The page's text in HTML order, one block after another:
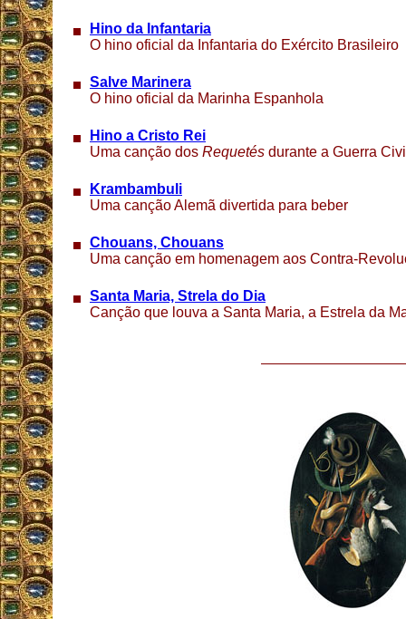
Hino da Infantaria
O hino oficial da Infantaria do Exército Brasileiro
Salve Marinera
O hino oficial da Marinha Espanhola
Hino a Cristo Rei
Uma canção dos Requetés durante a Guerra
Krambambuli
Uma canção Alemã divertida para beber
Chouans, Chouans
Uma canção em homenagem aos Contra-
Santa Maria, Strela do Dia
Canção que louva a Santa Maria, a Estrela da